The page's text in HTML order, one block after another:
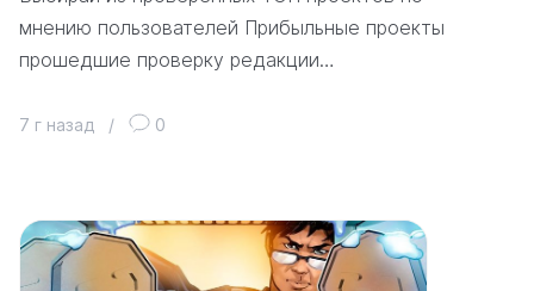
мнению пользователей Прибыльные проекты
прошедшие проверку редакции…
7 г назад / 0